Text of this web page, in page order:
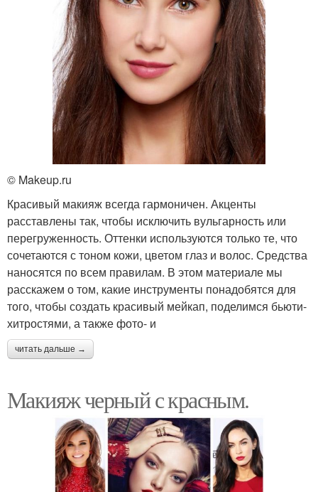
© Makeup.ru
Красивый макияж всегда гармоничен. Акценты
расставлены так, чтобы исключить вульгарность или
перегруженность. Оттенки используются только те, что
сочетаются с тоном кожи, цветом глаз и волос. Средства
наносятся по всем правилам. В этом материале мы
расскажем о том, какие инструменты понадобятся для
того, чтобы создать красивый мейкап, поделимся бьюти-
хитростями, а также фото- и
читать дальше →
Макияж черный с красным.